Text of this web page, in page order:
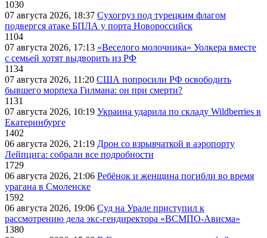
1030
07 августа 2026, 18:37 Сухогруз под турецким флагом
подвергся атаке БПЛА у порта Новороссийск
1104
07 августа 2026, 17:13 «Веселого молочника» Уолкера вместе
с семьей хотят выдворить из РФ
1134
07 августа 2026, 11:20 США попросили РФ освободить
бывшего морпеха Гилмана: он при смерти?
1131
07 августа 2026, 10:19 Украина ударила по складу Wildberries в
Екатеринбурге
1402
06 августа 2026, 21:19 Дрон со взрывчаткой в аэропорту
Лейпцига: собрали все подробности
1729
06 августа 2026, 21:06 Ребёнок и женщина погибли во время
урагана в Смоленске
1592
06 августа 2026, 19:06 Суд на Урале приступил к
рассмотрению дела экс-гендиректора «ВСМПО-Ависма»
1380